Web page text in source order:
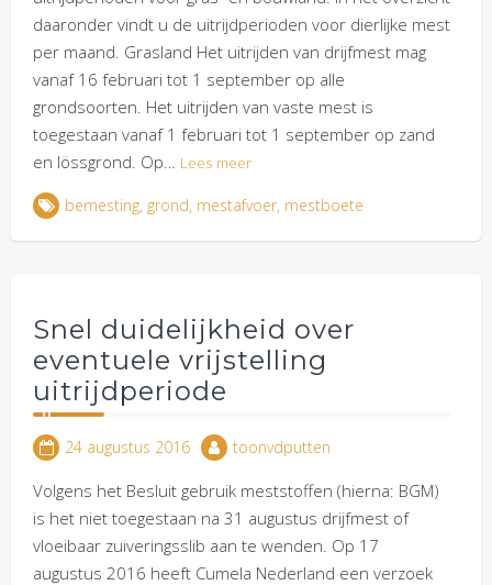
daaronder vindt u de uitrijdperioden voor dierlijke mest
per maand. Grasland Het uitrijden van drijfmest mag
vanaf 16 februari tot 1 september op alle
grondsoorten. Het uitrijden van vaste mest is
toegestaan vanaf 1 februari tot 1 september op zand
en lössgrond. Op… Lees meer
bemesting, grond, mestafvoer, mestboete
Snel duidelijkheid over
eventuele vrijstelling
uitrijdperiode
24 augustus 2016 toonvdputten
Volgens het Besluit gebruik meststoffen (hierna: BGM)
is het niet toegestaan na 31 augustus drijfmest of
vloeibaar zuiveringsslib aan te wenden. Op 17
augustus 2016 heeft Cumela Nederland een verzoek